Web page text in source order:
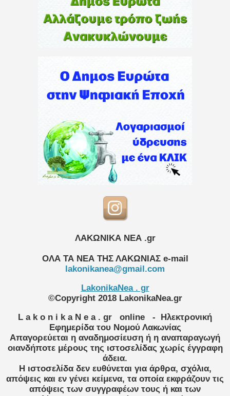
ΛΑΚΩΝΙΚΑ ΝΕΑ .gr
ΟΛΑ ΤΑ ΝΕΑ ΤΗΣ ΛΑΚΩΝΙΑΣ e-mail
lakonikanea@gmail.com
LakonikaNea . gr
©Copyright 2018 LakonikaNea.gr
L a k o n i k a N e a . gr
online
- Ηλεκτρονική
Εφημερίδα του Νομού Λακωνίας
Απαγορεύεται η αναδημοσίευση ή η αναπαραγωγή
οιανδήποτε μέρους της ιστοσελίδας χωρίς έγγραφη
άδεια.
Η ιστοσελίδα δεν ευθύνεται για άρθρα, σχόλια,
απόψεις και εν γένει κείμενα, τα οποία εκφράζουν τις
απόψεις των συγγραφέων τους ή και των